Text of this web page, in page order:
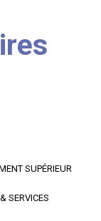
SUPÉRIEUR
SERVICES